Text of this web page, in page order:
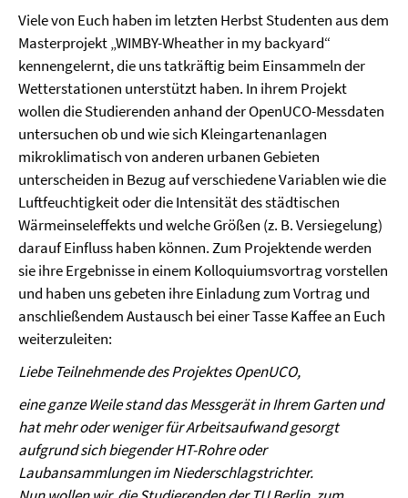
Viele von Euch haben im letzten Herbst Studenten aus dem
Masterprojekt „WIMBY-Wheather in my backyard“
kennengelernt, die uns tatkräftig beim Einsammeln der
Wetterstationen unterstützt haben. In ihrem Projekt
wollen die Studierenden anhand der OpenUCO-Messdaten
untersuchen ob und wie sich Kleingartenanlagen
mikroklimatisch von anderen urbanen Gebieten
unterscheiden in Bezug auf verschiedene Variablen wie die
Luftfeuchtigkeit oder die Intensität des städtischen
Wärmeinseleffekts und welche Größen (z. B. Versiegelung)
darauf Einfluss haben können. Zum Projektende werden
sie ihre Ergebnisse in einem Kolloquiumsvortrag vorstellen
und haben uns gebeten ihre Einladung zum Vortrag und
anschließendem Austausch bei einer Tasse Kaffee an Euch
weiterzuleiten:
Liebe Teilnehmende des Projektes OpenUCO,
eine ganze Weile stand das Messgerät in Ihrem Garten und
hat mehr oder weniger für Arbeitsaufwand gesorgt
aufgrund sich biegender HT-Rohre oder
Laubansammlungen im Niederschlagstrichter.